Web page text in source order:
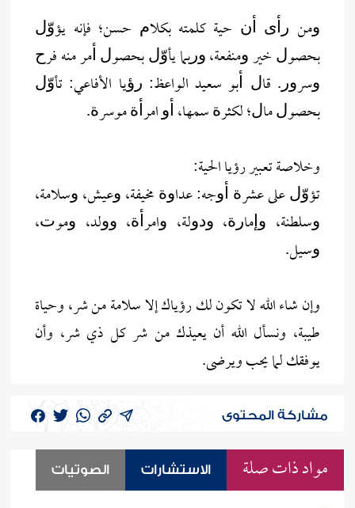
ﻭﻣﻦ ﺭﺃﻯ ﺃﻥ ﺣﻴﺔ ﻛﻠﻤﺘﻪ ﺑﻜﻼﻡ ﺣﺴﻦ؛ ﻓﺈﻧﻪ يؤﻭّﻝ
ﺑﺤﺼﻮﻝ ﺧﻴﺮ ﻭﻣﻨﻔﻌﺔ، ﻭﺭﺑﻤﺎ يأﻭّﻝ ﺑﺤﺼﻮﻝ ﺃﻣﺮ ﻣﻨﻪ ﻓﺮﺡ
ﻭﺳﺮﻭﺭ. ﻗﺎﻝ ﺃﺑﻮ ﺳﻌﻴﺪ اﻟﻮاﻋﻆ: ﺭﺅﻳﺎ اﻷﻓﺎﻋﻲ: تأﻭّﻝ
ﺑﺤﺼﻮﻝ ﻣﺎﻝ؛ ﻟﻜﺜﺮﺓ ﺳﻤﻬﺎ، ﺃﻭ اﻣﺮﺃﺓ ﻣﻮﺳﺮﺓ.
وخلاصة تعبير رؤيا الحية:
تؤﻭّﻝ ﻋﻠﻰ ﻋﺸﺮﺓ ﺃﻭﺟﻪ: ﻋﺪاﻭﺓ ﻣﺨﻴﻔﺔ، ﻭﻋﻴﺶ، ﻭﺳﻼﻣﺔ،
ﻭﺳﻠﻄﻨﺔ، ﻭﺇﻣﺎﺭﺓ، ﻭﺩﻭﻟﺔ، ﻭاﻣﺮﺃﺓ، ﻭﻭﻟﺪ، ﻭﻣﻮﺕ،
ﻭﺳﻴﻞ.
وإن شاء الله لا تكون لك رؤياك إلا سلامة من شر، وحياة
طيبة، ونسأل الله أن يعيذك من شر كل ذي شر، وأن
يوفقك لما يحب ويرضى.
مشاركة المحتوى
مواد ذات صلة الاستشارات الصوتيات